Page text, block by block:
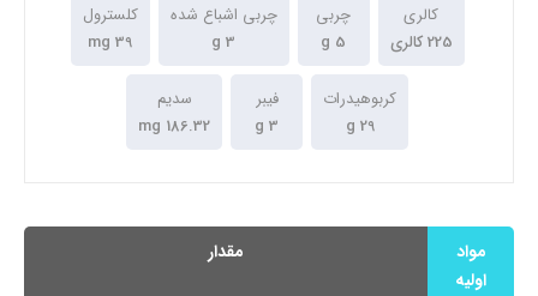
کالری
225 کالری
چربی
5 g
چربی اشباع شده
3 g
کلسترول
39 mg
کربوهیدرات
29 g
فیبر
3 g
سدیم
186.32 mg
مواد
اولیه
مقدار